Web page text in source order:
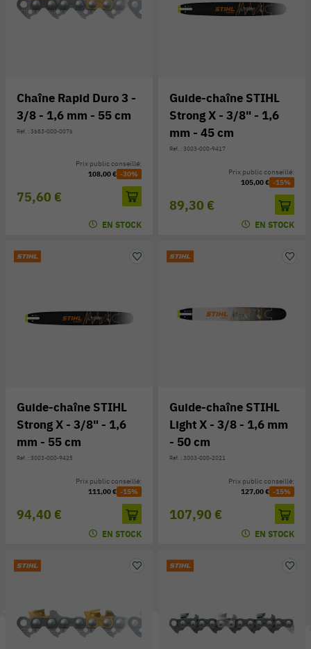
Chaîne Rapid Duro 3 -
3/8 - 1,6 mm - 55 cm
Réf. : 3683-000-0076
75,60 €
Prix public conseillé:
108,00 € -30%
EN STOCK
Guide-chaîne STIHL
Strong X - 3/8" - 1,6
mm - 45 cm
Réf. : 3003-000-9417
89,30 €
Prix public conseillé:
105,00 € -15%
EN STOCK
Guide-chaîne STIHL
Strong X - 3/8" - 1,6
mm - 55 cm
Réf. : 3003-000-9425
94,40 €
Prix public conseillé:
111,00 € -15%
EN STOCK
Guide-chaîne STIHL
Light X - 3/8 - 1,6 mm
- 50 cm
Réf. : 3003-000-2021
107,90 €
Prix public conseillé:
127,00 € -15%
EN STOCK